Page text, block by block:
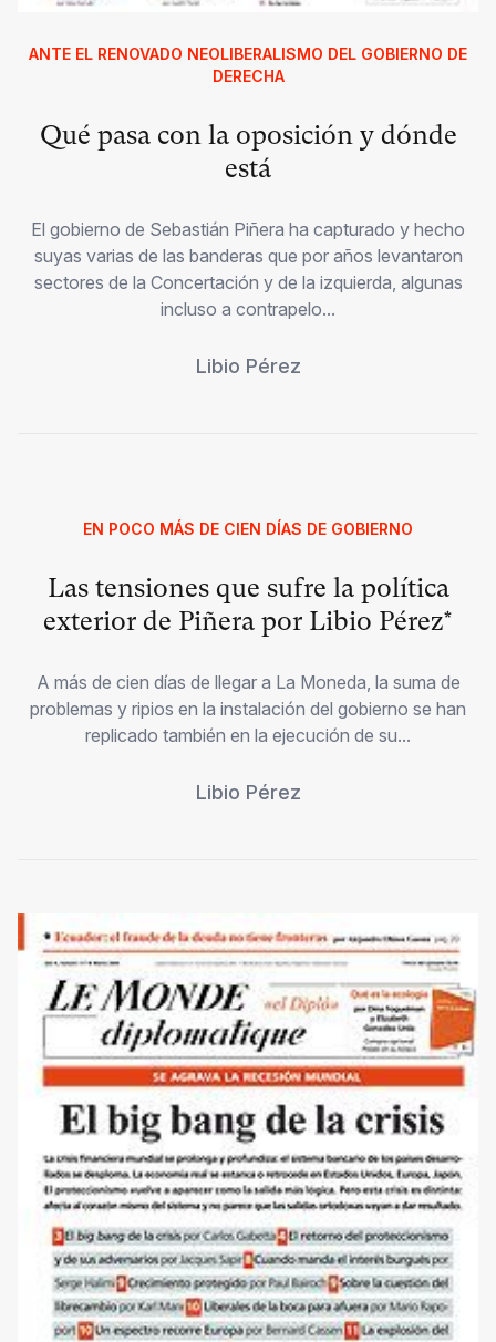
ANTE EL RENOVADO NEOLIBERALISMO DEL GOBIERNO DE
DERECHA
Qué pasa con la oposición y dónde
está
El gobierno de Sebastián Piñera ha capturado y hecho
suyas varias de las banderas que por años levantaron
sectores de la Concertación y de la izquierda, algunas
incluso a contrapelo...
Libio Pérez
EN POCO MÁS DE CIEN DÍAS DE GOBIERNO
Las tensiones que sufre la política
exterior de Piñera por Libio Pérez*
A más de cien días de llegar a La Moneda, la suma de
problemas y ripios en la instalación del gobierno se han
replicado también en la ejecución de su...
Libio Pérez